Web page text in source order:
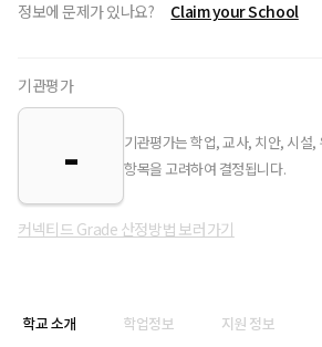
정보에 문제가 있나요? Claim your School
기관평가
-
기관평가는 학업, 교사, 치안, 시설,
항목을 고려하여 결정됩니다.
커넥티드 Grade 산정방법 보러가기
학교 소개 학업정보 지원 정보